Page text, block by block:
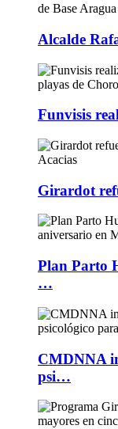
Alcalde
Funvisis
Girardot
Plan Parto
…
CMDNNA
psi…